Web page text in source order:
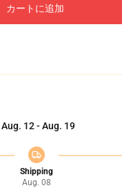
カートに追加
Aug. 12 - Aug. 19
Shipping
Aug. 08